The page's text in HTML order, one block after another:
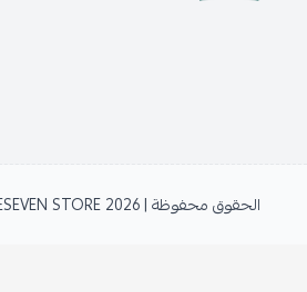
الحقوق محفوظة | 2026 STORE